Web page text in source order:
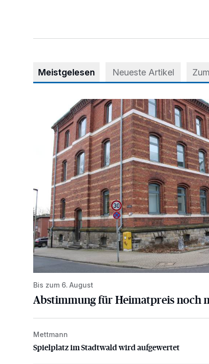
Meistgelesen Neueste Artikel
Abstimmung für Heimatpreis noch möglich
Bis zum 6. August
Abstimmung für Heimatpreis noch
Spielplatz im Stadtwald wird aufgewertet
Mettmann
Spielplatz im Stadtwald wird aufgewertet